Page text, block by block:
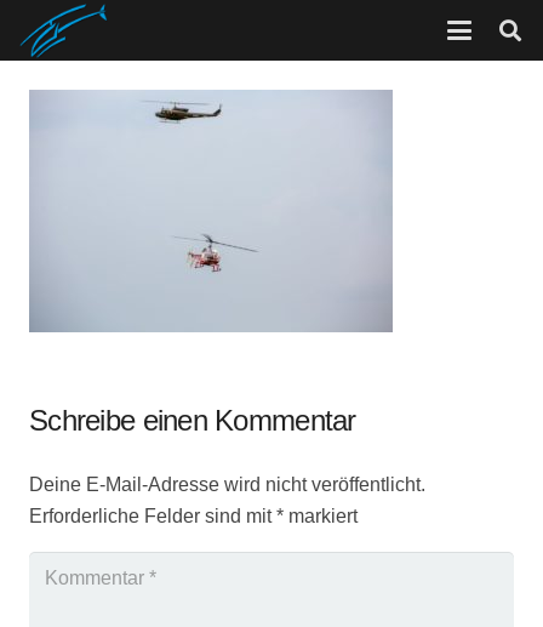
Schreibe einen Kommentar
Deine E-Mail-Adresse wird nicht veröffentlicht.
Erforderliche Felder sind mit* markiert